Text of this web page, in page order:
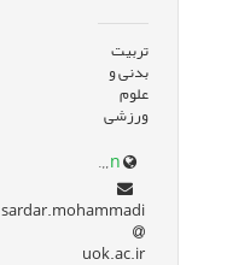
تربیت
بدنی و
علوم
ورزشی
research.uok.ac.ir/~smohammadi/en/
sardar.mohammadi
uok.ac.ir